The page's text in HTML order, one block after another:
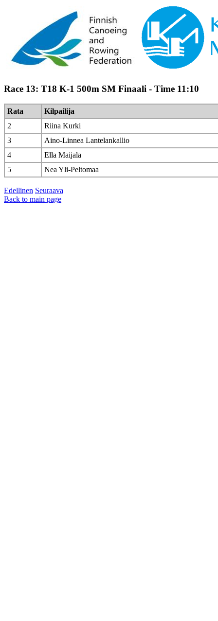
Race 13: T18 K-1 500m SM Finaali - Time 11:10
Rata
Kilpailija
2
Riina Kurki
3
Aino-Linnea Lantelankallio
4
Ella Maijala
5
Nea Yli-Peltomaa
Edellinen Seuraava
Back to main page